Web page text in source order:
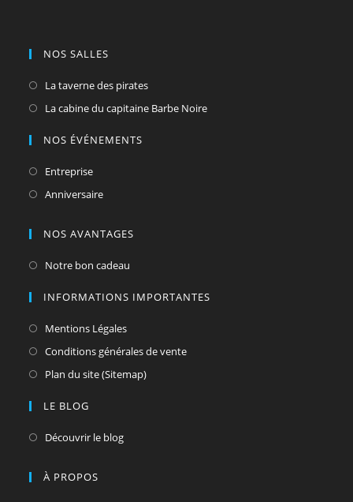
NOS SALLES
La taverne des pirates
La cabine du capitaine Barbe Noire
NOS ÉVÉNEMENTS
Entreprise
Anniversaire
NOS AVANTAGES
Notre bon cadeau
INFORMATIONS IMPORTANTES
Mentions Légales
Conditions générales de vente
Plan du site (Sitemap)
LE BLOG
Découvrir le blog
À PROPOS